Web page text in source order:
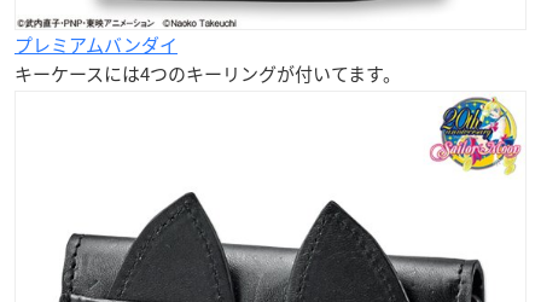
プレミアムバンダイ
キーケースには4つのキーリングが付いてます。